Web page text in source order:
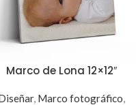
Marco de Lona 12×12″
, Marco fotográfico,